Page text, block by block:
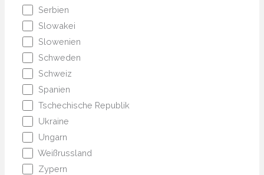
Serbien
Slowakei
Slowenien
Schweden
Schweiz
Spanien
Tschechische Republik
Ukraine
Ungarn
Weißrussland
Zypern